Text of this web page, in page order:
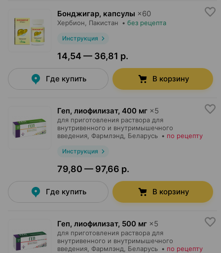
Бонджигар, капсулы ×60
Хербион , Пакистан • без рецепта
Инструкция
14,54 — 36,81 р.
Где купить В корзину
Геп, лиофилизат, 400 мг ×5
для приготовления раствора для
внутривенного и внутримышечного
введения, Фармлэнд , Беларусь • по рецепту
Инструкция
79,80 — 97,66 р.
Где купить В корзину
Геп, лиофилизат, 500 мг ×5
для приготовления раствора для
внутривенного и внутримышечного
введения, Фармлэнд , Беларусь • по рецепту